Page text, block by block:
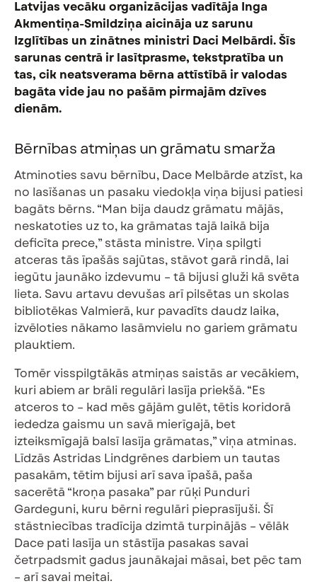
Latvijas vecāku organizācijas vadītāja Inga
Akmentiņa-Smildziņa aicināja uz sarunu
Izglītības un zinātnes ministri Daci Melbārdi. Šīs
sarunas centrā ir lasītprasme, tekstpratība un
tas, cik neatsverama bērna attīstībā ir valodas
bagāta vide jau no pašām pirmajām dzīves
dienām.
Bērnības atmiņas un grāmatu smarža
Atminoties savu bērnību, Dace Melbārde atzīst, ka
no lasīšanas un pasaku viedokļa viņa bijusi patiesi
bagāts bērns. “Man bija daudz grāmatu mājās,
neskatoties uz to, ka grāmatas tajā laikā bija
deficīta prece,” stāsta ministre. Viņa spilgti
atceras tās īpašās sajūtas, stāvot garā rindā, lai
iegūtu jaunāko izdevumu – tā bijusi gluži kā svēta
lieta. Savu artavu devušas arī pilsētas un skolas
bibliotēkas Valmierā, kur pavadīts daudz laika,
izvēloties nākamo lasāmvielu no gariem grāmatu
plauktiem.
Tomēr visspilgtākās atmiņas saistās ar vecākiem,
kuri abiem ar brāli regulāri lasīja priekšā. “Es
atceros to – kad mēs gājām gulēt, tētis koridorā
iededza gaismu un savā mierīgajā, bet
izteiksmīgajā balsī lasīja grāmatas,” viņa atminas.
Līdzās Astridas Lindgrēnes darbiem un tautas
pasakām, tētim bijusi arī sava īpašā, paša
sacerētā “kroņa pasaka” par rūķi Punduri
Gardeguni, kuru bērni regulāri pieprasījuši. Šī
stāstniecības tradīcija dzimtā turpinājās – vēlāk
Dace pati lasīja un stāstīja pasakas savai
četrpadsmit gadus jaunākajai māsai, bet pēc tam
– arī savai meitai.